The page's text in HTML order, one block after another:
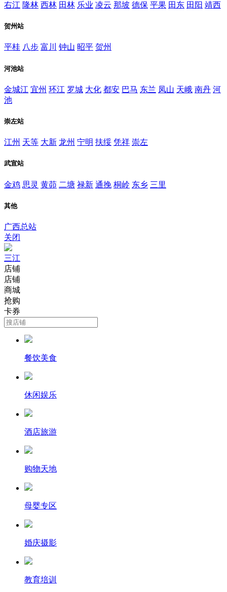
右江 隆林 西林 田林 乐业 凌云 那坡 德保 平果 田东 田阳 靖西
贺州站
平桂 八步 富川 钟山 昭平 贺州
河池站
金城江 宜州 环江 罗城 大化 都安 巴马 东兰 凤山 天峨 南丹 河
池
崇左站
江州 天等 大新 龙州 宁明 扶绥 凭祥 崇左
武宣站
金鸡 思灵 黄茆 二塘 禄新 通挽 桐岭 东乡 三里
其他
广西总站
关闭
三江
店铺
店铺
商城
抢购
卡券
餐饮美食
休闲娱乐
酒店旅游
购物天地
母婴专区
婚庆摄影
教育培训